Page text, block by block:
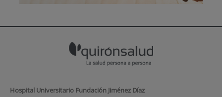
Hospital Universitario Fundación Jiménez Díaz